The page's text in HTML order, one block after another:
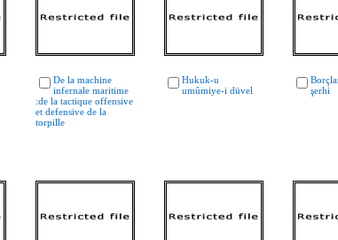
De la machine
infernale maritime
:de la tactique offensive
et defensive de la
torpille
Hukuk-u
umûmiye-i düvel
şerhi